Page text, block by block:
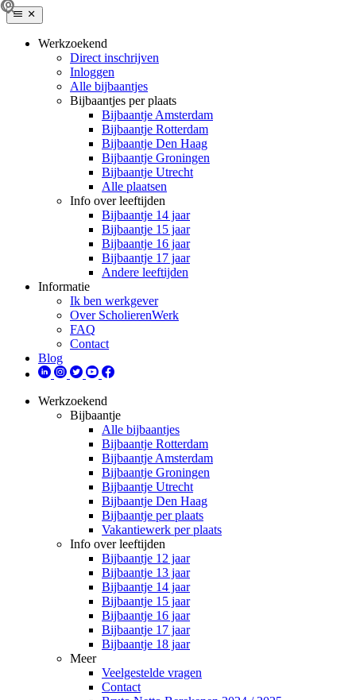
Werkzoekend
Direct inschrijven
Inloggen
Alle bijbaantjes
Bijbaantjes per plaats
Bijbaantje Amsterdam
Bijbaantje Rotterdam
Bijbaantje Den Haag
Bijbaantje Groningen
Bijbaantje Utrecht
Alle plaatsen
Info over leeftijden
Bijbaantje 14 jaar
Bijbaantje 15 jaar
Bijbaantje 16 jaar
Bijbaantje 17 jaar
Andere leeftijden
Informatie
Ik ben werkgever
Over ScholierenWerk
FAQ
Contact
Blog
Werkzoekend
Bijbaantje
Alle bijbaantjes
Bijbaantje Rotterdam
Bijbaantje Amsterdam
Bijbaantje Groningen
Bijbaantje Utrecht
Bijbaantje Den Haag
Bijbaantje per plaats
Vakantiewerk per plaats
Info over leeftijden
Bijbaantje 12 jaar
Bijbaantje 13 jaar
Bijbaantje 14 jaar
Bijbaantje 15 jaar
Bijbaantje 16 jaar
Bijbaantje 17 jaar
Bijbaantje 18 jaar
Meer
Veelgestelde vragen
Contact